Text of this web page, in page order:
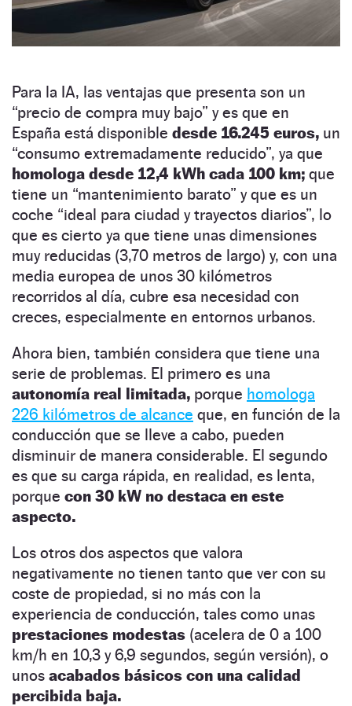
Para la IA, las ventajas que presenta son un
“precio de compra muy bajo” y es que en
España está disponible desde 16.245 euros, un
“consumo extremadamente reducido”, ya que
homologa desde 12,4 kWh cada 100 km; que
tiene un “mantenimiento barato” y que es un
coche “ideal para ciudad y trayectos diarios”, lo
que es cierto ya que tiene unas dimensiones
muy reducidas (3,70 metros de largo) y, con una
media europea de unos 30 kilómetros
recorridos al día, cubre esa necesidad con
creces, especialmente en entornos urbanos.
Ahora bien, también considera que tiene una
serie de problemas. El primero es una
autonomía real limitada, porque homologa
226 kilómetros de alcance que, en función de la
conducción que se lleve a cabo, pueden
disminuir de manera considerable. El segundo
es que su carga rápida, en realidad, es lenta,
porque con 30 kW no destaca en este
aspecto.
Los otros dos aspectos que valora
negativamente no tienen tanto que ver con su
coste de propiedad, si no más con la
experiencia de conducción, tales como unas
prestaciones modestas (acelera de 0 a 100
km/h en 10,3 y 6,9 segundos, según versión), o
unos acabados básicos con una calidad
percibida baja.